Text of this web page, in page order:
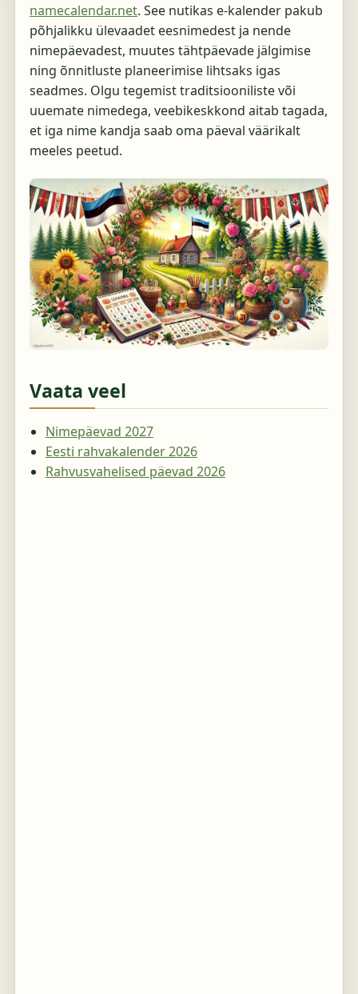
namecalendar.net. See nutikas e-kalender pakub
põhjalikku ülevaadet eesnimedest ja nende
nimepäevadest, muutes tähtpäevade jälgimise
ning õnnitluste planeerimise lihtsaks igas
seadmes. Olgu tegemist traditsiooniliste või
uuemate nimedega, veebikeskkond aitab tagada,
et iga nime kandja saab oma päeval väärikalt
meeles peetud.
Vaata veel
Nimepäevad 2027
Eesti rahvakalender 2026
Rahvusvahelised päevad 2026